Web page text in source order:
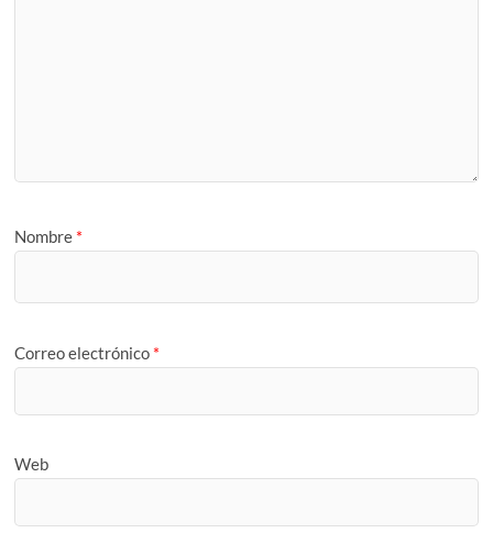
Nombre *
Correo electrónico *
Web